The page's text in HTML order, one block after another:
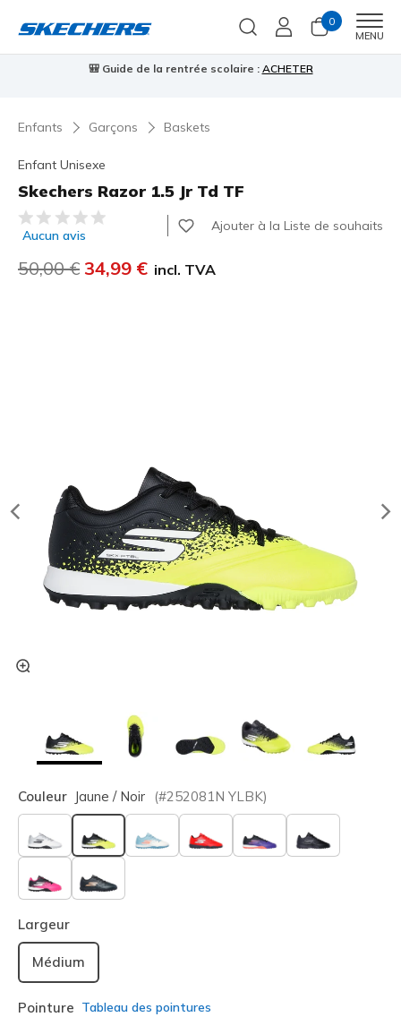
0
MENU
🎒 Guide de la rentrée scolaire : ACHETER
Enfants Garçons Baskets
Enfant Unisexe
Skechers Razor 1.5 Jr Td TF
Évaluation client 5 sur 5
Aucun avis
Ajouter à la Liste de souhaits
Prix réduit de
50,00 € à
34,99 € incl. TVA
Couleur Jaune / Noir (#252081N YLBK)
sélectionné
Largeur
Médium
Pointure Tableau des pointures